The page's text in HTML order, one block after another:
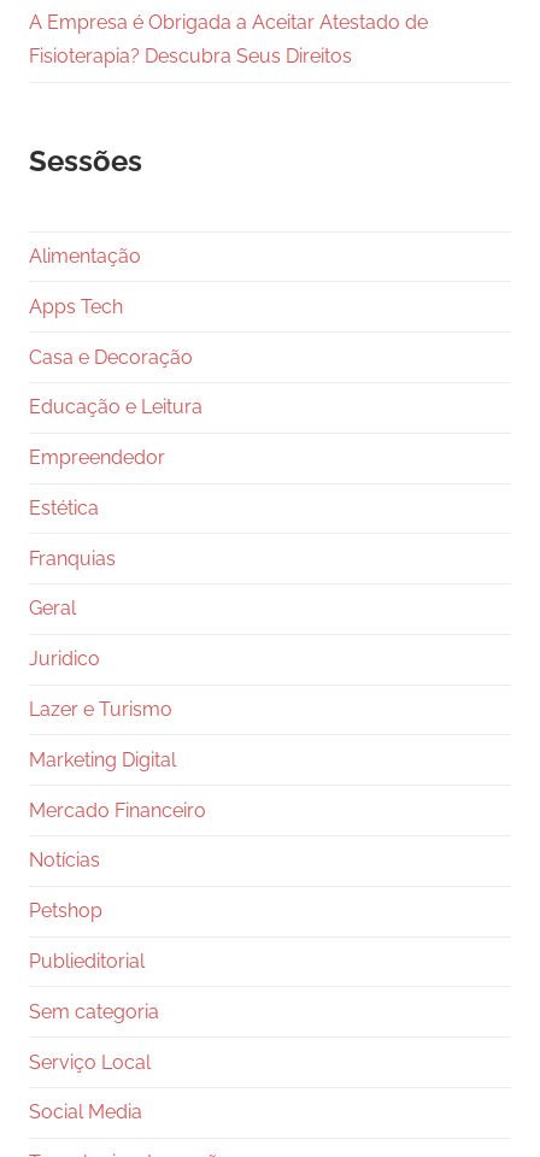
A Empresa é Obrigada a Aceitar Atestado de
Fisioterapia? Descubra Seus Direitos
Sessões
Alimentação
Apps Tech
Casa e Decoração
Educação e Leitura
Empreendedor
Estética
Franquias
Geral
Juridico
Lazer e Turismo
Marketing Digital
Mercado Financeiro
Notícias
Petshop
Publieditorial
Sem categoria
Serviço Local
Social Media